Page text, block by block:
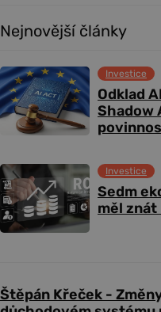
Nejnovější články
Odklad
Shadow
Investice
Sedm
měl znát
Investice
Štěpán Křeček -